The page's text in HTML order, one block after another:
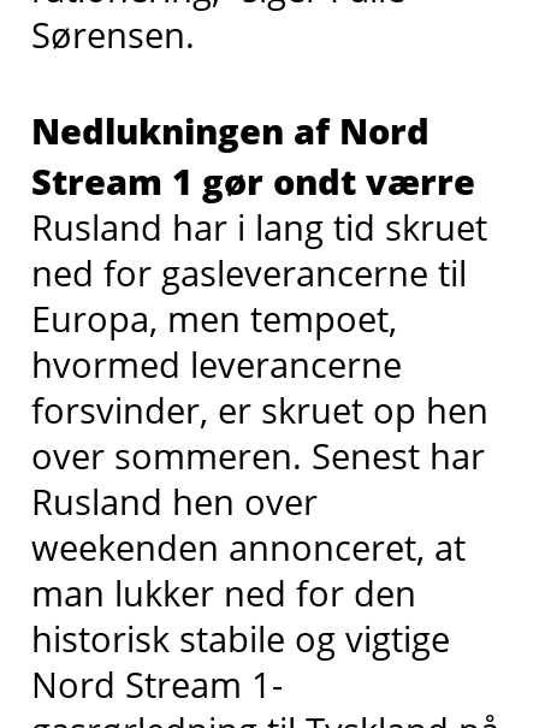
Sørensen.
Nedlukningen af Nord
Stream 1 gør ondt værre
Rusland har i lang tid skruet
ned for gasleverancerne til
Europa, men tempoet,
hvormed leverancerne
forsvinder, er skruet op hen
over sommeren. Senest har
Rusland hen over
weekenden annonceret, at
man lukker ned for den
historisk stabile og vigtige
Nord Stream 1-